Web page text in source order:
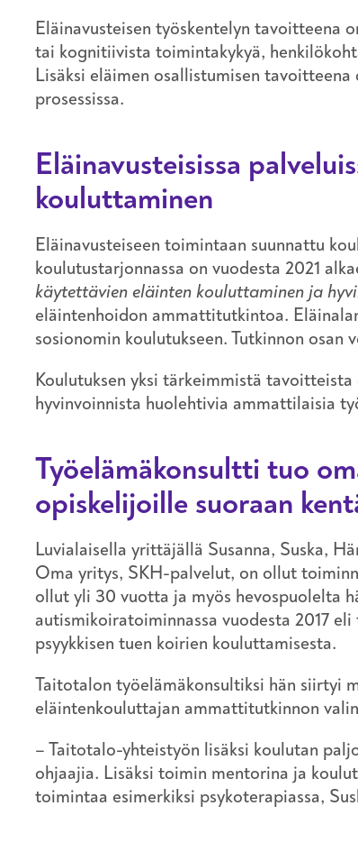
Eläinavusteisen työskentelyn tavoitteena
tai kognitiivista toimintakykyä,
Lisäksi eläimen osallistumisen
prosessissa.
Eläinavusteisissa
kouluttaminen
Eläinavusteiseen toimintaan suunnattu
koulutustarjonnassa on vuodesta 2021
käytettävien eläinten kouluttaminen ja
eläintenhoidon ammattitutkintoa.
sosionomin koulutukseen. Tutkinnon osan
Koulutuksen yksi tärkeimmistä
hyvinvoinnista huolehtivia ammattilaisia
Työelämäkonsultti tuo
opiskelijoille suoraan
Luvialaisella yrittäjällä Susanna, Suska,
Oma yritys, SKH-palvelut, on ollut
ollut yli 30 vuotta ja myös hevospuolelta
autismikoiratoiminnassa vuodesta 2017
psyykkisen tuen koirien kouluttamisesta.
Taitotalon työelämäkonsultiksi hän siirtyi
eläintenkouluttajan ammattitutkinnon
– Taitotalo-yhteistyön lisäksi koulutan
ohjaajia. Lisäksi toimin mentorina ja
toimintaa esimerkiksi psykoterapiassa,